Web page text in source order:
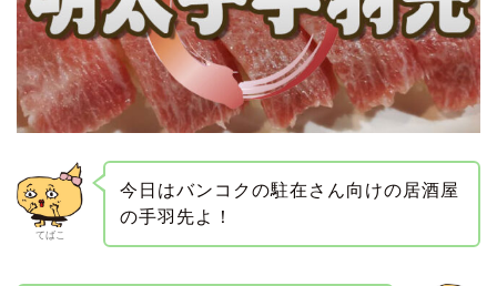
てばこ
今日はバンコクの駐在さん向けの居酒屋
の手羽先よ！